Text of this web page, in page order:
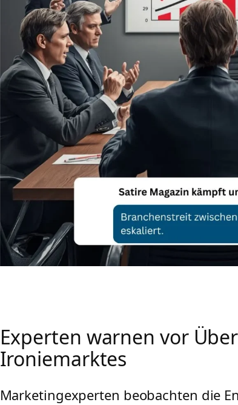
Experten warnen vor
Ironiemarktes
Marketingexperten beobachten die